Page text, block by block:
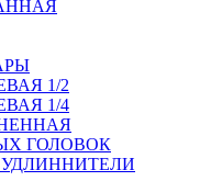
1/2
1/4
ГОЛОВОК